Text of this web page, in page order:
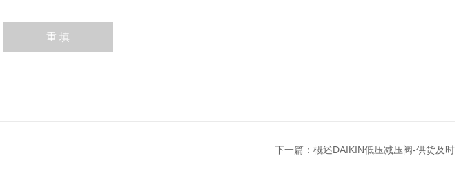
下一篇： 概述DAIKIN低压减压阀-供货及时